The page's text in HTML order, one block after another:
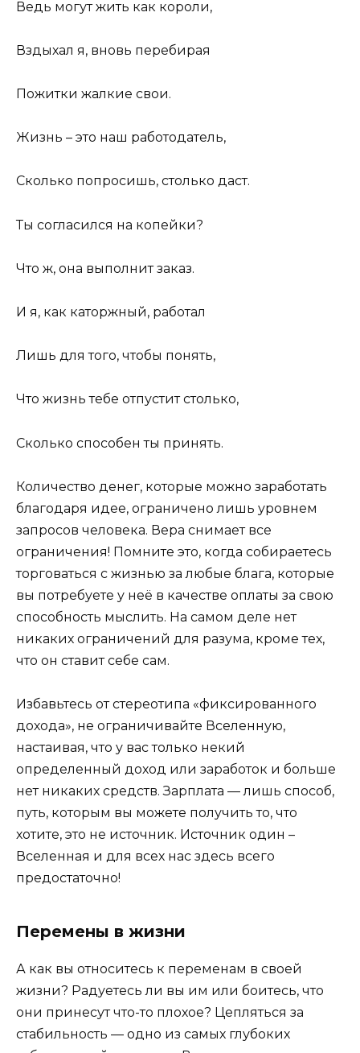
Ведь могут жить как короли,
Вздыхал я, вновь перебирая
Пожитки жалкие свои.
Жизнь – это наш работодатель,
Сколько попросишь, столько даст.
Ты согласился на копейки?
Что ж, она выполнит заказ.
И я, как каторжный, работал
Лишь для того, чтобы понять,
Что жизнь тебе отпустит столько,
Сколько способен ты принять.
Количество денег, которые можно заработать
благодаря идее, ограничено лишь уровнем
запросов человека. Вера снимает все
ограничения! Помните это, когда собираетесь
торговаться с жизнью за любые блага, которые
вы потребуете у неё в качестве оплаты за свою
способность мыслить. На самом деле нет
никаких ограничений для разума, кроме тех,
что он ставит себе сам.
Избавьтесь от стереотипа «фиксированного
дохода», не ограничивайте Вселенную,
настаивая, что у вас только некий
определенный доход или заработок и больше
нет никаких средств. Зарплата — лишь способ,
путь, которым вы можете получить то, что
хотите, это не источник. Источник один –
Вселенная и для всех нас здесь всего
предостаточно!
Перемены в жизни
А как вы относитесь к переменам в своей
жизни? Радуетесь ли вы им или боитесь, что
они принесут что-то плохое? Цепляться за
стабильность — одно из самых глубоких